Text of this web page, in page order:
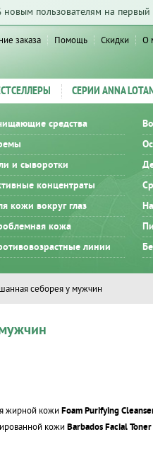
новым пользователям на первый
заказа Помощь Скидки О
СЕРИИ ANNA
средства
и сыворотки
концентраты
кожи вокруг глаз
кожа
линии
себорея у мужчин
жирной кожи Foam Purifying
кожи Barbados Facial Toner